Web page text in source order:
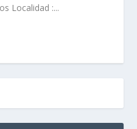
Localidad :...